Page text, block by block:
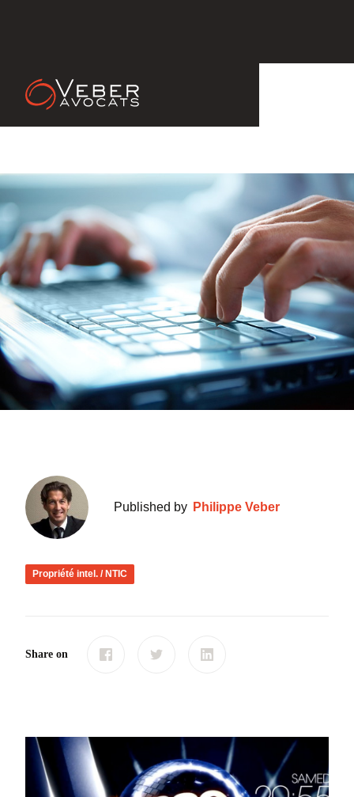
INTERNET
Published by Philippe Veber
Propriété intel. / NTIC
Share on